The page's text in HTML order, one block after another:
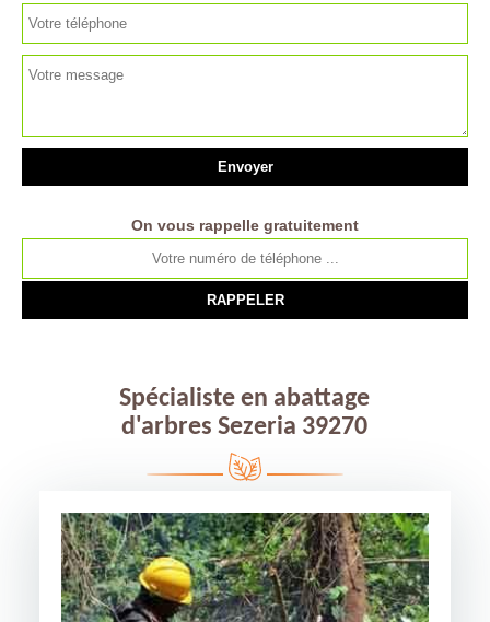
On vous rappelle gratuitement
Spécialiste en abattage
d'arbres Sezeria 39270